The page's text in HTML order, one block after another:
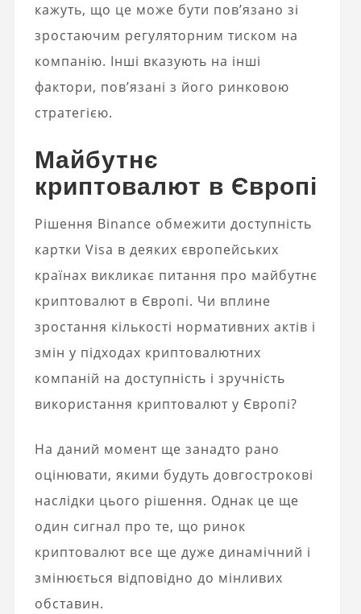
кажуть, що це може бути пов’язано зі
зростаючим регуляторним тиском на
компанію. Інші вказують на інші
фактори, пов’язані з його ринковою
стратегією.
Майбутнє
криптовалют в Європі
Рішення Binance обмежити доступність
картки Visa в деяких європейських
країнах викликає питання про майбутнє
криптовалют в Європі. Чи вплине
зростання кількості нормативних актів і
змін у підходах криптовалютних
компаній на доступність і зручність
використання криптовалют у Європі?
На даний момент ще занадто рано
оцінювати, якими будуть довгострокові
наслідки цього рішення. Однак це ще
один сигнал про те, що ринок
криптовалют все ще дуже динамічний і
змінюється відповідно до мінливих
обставин.